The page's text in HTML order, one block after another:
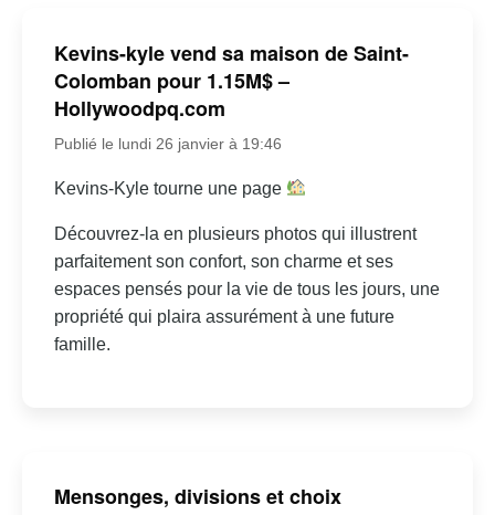
Kevins-kyle vend sa maison de Saint-
Colomban pour 1.15M$ –
Hollywoodpq.com
Publié le lundi 26 janvier à 19:46
Kevins-Kyle tourne une page
Découvrez-la en plusieurs photos qui illustrent
parfaitement son confort, son charme et ses
espaces pensés pour la vie de tous les jours, une
propriété qui plaira assurément à une future
famille.
Mensonges, divisions et choix